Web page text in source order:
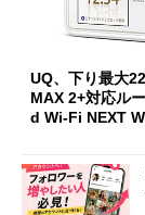
UQ、下り最大
MAX 2+対応ル
d Wi-Fi NEXT